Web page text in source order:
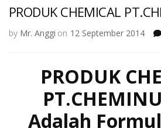
PRODUK CHEMICAL
by Mr. Anggi on 12 September 2014
PRODUK
Adalah